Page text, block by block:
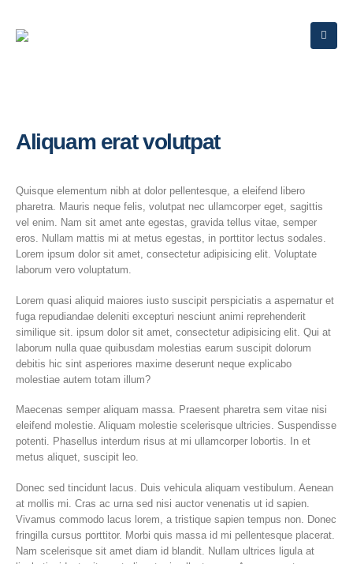
Aliquam erat volutpat
Quisque elementum nibh at dolor pellentesque, a eleifend libero
pharetra. Mauris neque felis, volutpat nec ullamcorper eget, sagittis
vel enim. Nam sit amet ante egestas, gravida tellus vitae, semper
eros. Nullam mattis mi at metus egestas, in porttitor lectus sodales.
Lorem ipsum dolor sit amet, consectetur adipisicing elit. Voluptate
laborum vero voluptatum.
Lorem quasi aliquid maiores iusto suscipit perspiciatis a aspernatur et
fuga repudiandae deleniti excepturi nesciunt animi reprehenderit
similique sit. ipsum dolor sit amet, consectetur adipisicing elit. Qui at
laborum nulla quae quibusdam molestias earum suscipit dolorum
debitis hic sint asperiores maxime deserunt neque explicabo
molestiae autem totam illum?
Maecenas semper aliquam massa. Praesent pharetra sem vitae nisi
eleifend molestie. Aliquam molestie scelerisque ultricies. Suspendisse
potenti. Phasellus interdum risus at mi ullamcorper lobortis. In et
metus aliquet, suscipit leo.
Donec sed tincidunt lacus. Duis vehicula aliquam vestibulum. Aenean
at mollis mi. Cras ac urna sed nisi auctor venenatis ut id sapien.
Vivamus commodo lacus lorem, a tristique sapien tempus non. Donec
fringilla cursus porttitor. Morbi quis massa id mi pellentesque placerat.
Nam scelerisque sit amet diam id blandit. Nullam ultrices ligula at